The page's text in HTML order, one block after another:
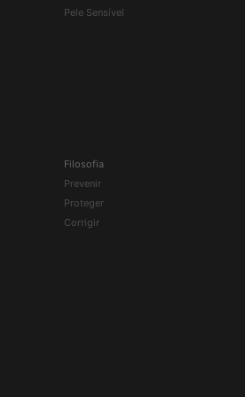
Pele Sensível
Filosofia
Prevenir
Proteger
Corrigir